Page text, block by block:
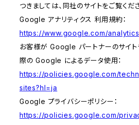
つきましては、同社のサイトをご覧くだ
Google アナリティクス 利用規約：
https://www.google.com/
お客様が Google パートナーのサイト
際の Google によるデータ使用：
https://policies.google.com/
sites?hl=ja
Google プライバシーポリシー：
https://policies.google.com/